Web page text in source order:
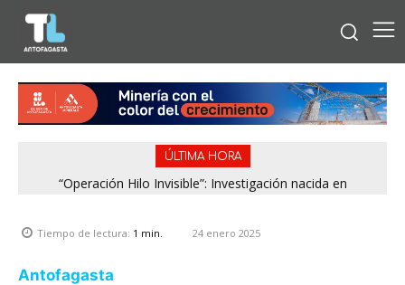
ÚLTIMA HORA
“Operación Hilo Invisible”: Investigación nacida en
Tiempo de lectura: 1 min. 24 enero 2025
Antofagasta